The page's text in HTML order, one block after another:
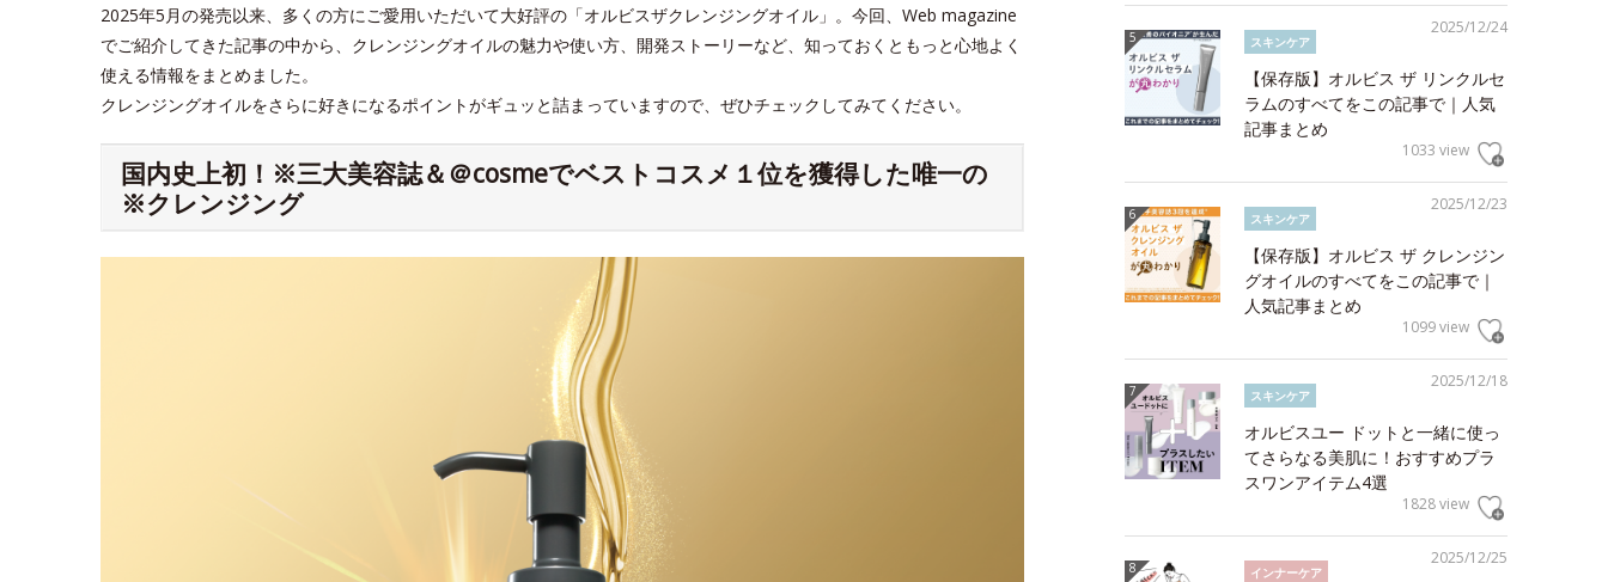
2025年5月の発売以来、多くの方にご愛用いただいて大好評の「オルビスザクレンジングオイル」。今回、Web magazine
でご紹介してきた記事の中から、クレンジングオイルの魅力や使い方、開発ストーリーなど、知っておくともっと心地よく
使える情報をまとめました。
クレンジングオイルをさらに好きになるポイントがギュッと詰まっていますので、ぜひチェックしてみてください。
国内史上初！※三大美容誌＆＠cosmeでベストコスメ１位を獲得した唯一の
※クレンジング
2025/12/24
スキンケア
【保存版】オルビス ザ リンクルセ
ラムのすべてをこの記事で｜人気
記事まとめ
1033 view
2025/12/23
スキンケア
【保存版】オルビス ザ クレンジン
グオイルのすべてをこの記事で｜
人気記事まとめ
1099 view
2025/12/18
スキンケア
オルビスユー ドットと一緒に使っ
てさらなる美肌に！おすすめプラ
スワンアイテム4選
1828 view
2025/12/25
インナーケア